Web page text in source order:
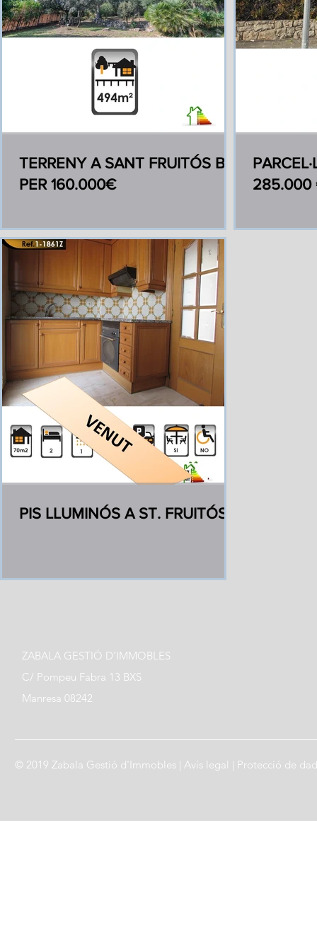
TERRENY A SANT FRUITÓS B.
PER 160.000€
285.000
PIS LLUMINÓS A ST. FRUITÓS
ZABALA GESTIÓ D'IMMOBLES
C/ Pompeu Fabra 13 BXS
Manresa 08242
© 2019 Zabala Gestió d'Immobles | Avís legal | Protecció de